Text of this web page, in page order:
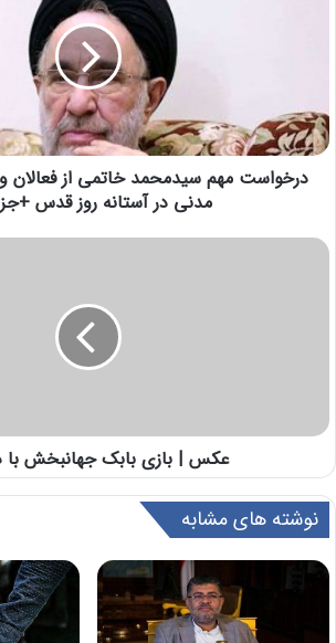
درخواست مهم سیدمحمد خاتمی از فعالان
مدنی در آستانه روز قدس
عکس | بازی بابک جهانبخش با
نوشته های مشابه